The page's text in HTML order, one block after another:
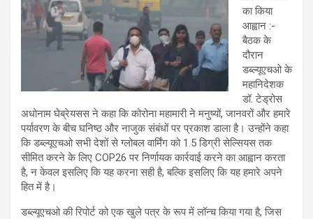
का किया
आह्वान :-
बैठक के
दौरान
डब्ल्यूएचओ के
महानिदेशक
डॉ. टेड्रोस
अधोनाम घेब्रेयसस ने कहा कि कोरोना महामारी ने मनुष्यों, जानवरों और हमारे
पर्यावरण के बीच घनिष्ठ और नाजुक संबंधों पर प्रकाश डाला है। उन्होंने कहा
कि डब्ल्यूएचओ सभी देशों से ग्लोबल वार्मिंग को 1.5 डिग्री सेल्सियस तक
सीमित करने के लिए COP26 पर निर्णायक कार्रवाई करने का आह्वान करता
है, न केवल इसलिए कि यह करना सही है, बल्कि इसलिए कि यह हमारे अपने
हित में है।
डब्ल्यूएचओ की रिपोर्ट को एक खुले पत्र के रूप में लॉन्च किया गया है, जिस